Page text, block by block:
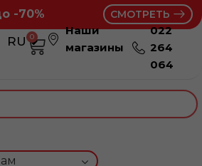
-70% СМОТРЕТЬ
RU
RO
0
Наши
магазины
022
264
064